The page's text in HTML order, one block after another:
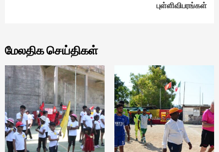
புள்ளிவிபரங்கள்
மேலதிக செய்திகள்